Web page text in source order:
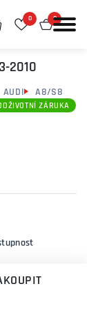
0 0
2010
AUDI A8/S8
ZÁRUKA